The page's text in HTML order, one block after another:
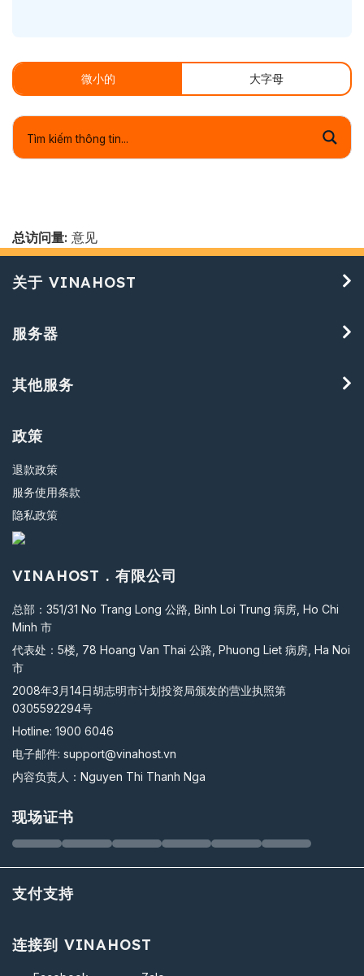
微小的 大字母
总访问量: 意见
关于 VINAHOST
服务器
其他服务
政策
退款政策
服务使用条款
隐私政策
VINAHOST . 有限公司
总部：351/31 No Trang Long 公路, Binh Loi Trung 病房, Ho Chi
Minh 市
代表处：5楼, 78 Hoang Van Thai 公路, Phuong Liet 病房, Ha Noi
市
2008年3月14日胡志明市计划投资局颁发的营业执照第
0305592294号
Hotline: 1900 6046
电子邮件: support@vinahost.vn
内容负责人：Nguyen Thi Thanh Nga
现场证书
支付支持
连接到 VINAHOST